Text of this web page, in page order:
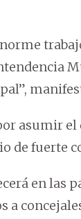
asumir
de fuerte
en las
a